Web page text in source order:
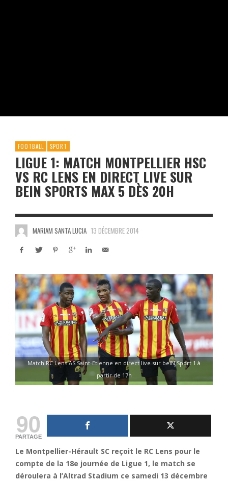
FOOTBALL SPORT
LIGUE 1: MATCH MONTPELLIER HSC
VS RC LENS EN DIRECT LIVE SUR
BEIN SPORTS MAX 5 DÈS 20H
MARIAM SANTA LUCIA 13 DÉCEMBRE 2014
Match RC Lens AS Saint-Etienne en direct live sur beIN Sport 1 à
partir de 17h
90
PARTAGE
Le Montpellier-Hérault SC reçoit le RC Lens pour le
compte de la 18e journée de Ligue 1, le match se
déroulera à l’Altrad Stadium ce samedi 13 décembre